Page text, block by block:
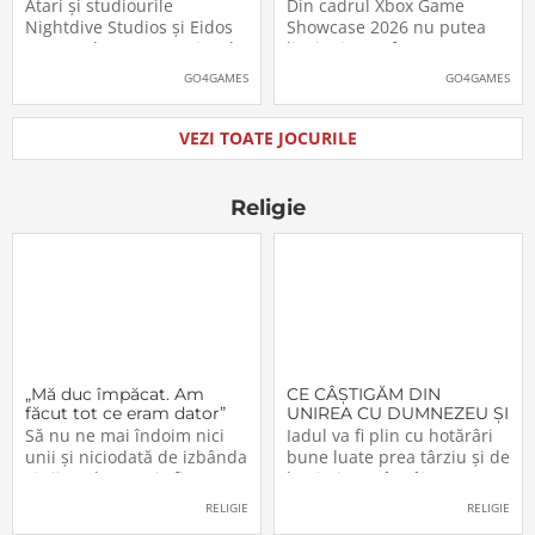
pe platformele moderne
Atari și studiourile
Nightdive Studios și Eidos
Montreal au anunțat jocul
Thief: The Dark Project
PlayStation 5, PlayStation 4,
Xbox Series X|S, Nintendo
Switch 2, Nintendo Switch
GO4GAMES
putea juca
Din cadrul Xbox Game
Showcase 2026 nu putea
lipsi Minecraft Dungeons II,
care, pe lângă un nou
oficială de lansare. Astfel,
pasionații se vor putea
aventura în Minecraft
Video: Minecraft
GO4GAMES
VEZI TOATE JOCURILE
Religie
„Mă duc împăcat. Am
făcut tot ce eram dator”
Să nu ne mai îndoim nici
unii şi niciodată de izbânda
şi viitorul acestei sfinte
RELIGIE
CE CÂŞTIGĂM DIN
UNIREA CU DUMNEZEU ŞI
CU FRAŢII (VI)
Iadul va fi plin cu hotărâri
bune luate prea târziu şi de
lacrimi nemângâiate
vărsate prea târziu. Lumea
RELIGIE